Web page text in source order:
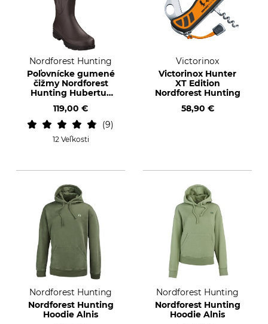
Nordforest Hunting
Poľovnícke gumené
čižmy Nordforest
Hunting Hubertus
119,00 €
9
12 Veľkosti
Victorinox
Victorinox Hunter
XT Edition
Nordforest Hunting
58,90 €
Nordforest Hunting
Nordforest Hunting
Hoodie Alnis
Nordforest Hunting
Nordforest Hunting
Hoodie Alnis